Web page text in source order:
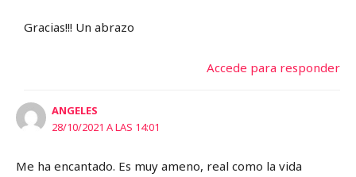
Gracias!!! Un abrazo
Accede para responder
ANGELES
28/10/2021 A LAS 14:01
Me ha encantado. Es muy ameno, real como la vida